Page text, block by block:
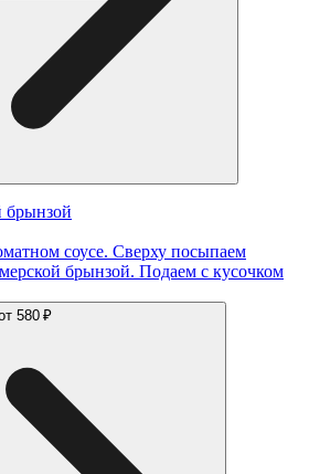
брынзой
соусе. Сверху посыпаем
брынзой. Подаем с кусочком
580 ₽